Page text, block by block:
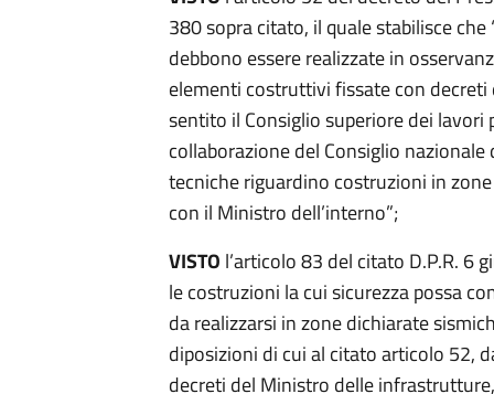
380 sopra citato, il quale stabilisce
debbono essere realizzate in
elementi costruttivi fissate con
sentito il Consiglio superiore dei lavori
collaborazione del Consiglio nazionale
tecniche riguardino costruzioni in
con il Ministro dell’interno”;
VISTO l’articolo 83 del citato D.P.R. 6
le costruzioni la cui sicurezza possa
da realizzarsi in zone dichiarate
diposizioni di cui al citato articolo 52,
decreti del Ministro delle